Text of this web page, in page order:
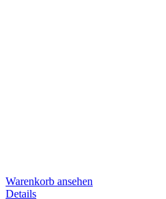
Warenkorb ansehen
Details